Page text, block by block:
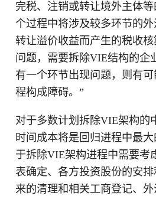
完税、注销或转让境外主体
个过程中将涉及较多环节的
转让溢价收益而产生的税收
问题，需要拆除VIE结构的企
有一个环节出现问题，则有
程构成障碍。”
对于多数计划拆除VIE架构的
时间成本将是回归进程中最
于拆除VIE架构进程中需要考
表确定、各方投资股份的安
来的清理和相关工商登记、